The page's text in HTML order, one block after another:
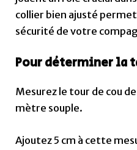
collier bien ajusté
sécurité de votre
Pour déterminer la
Mesurez le tour de cou
mètre souple.
Ajoutez 5 cm à cette